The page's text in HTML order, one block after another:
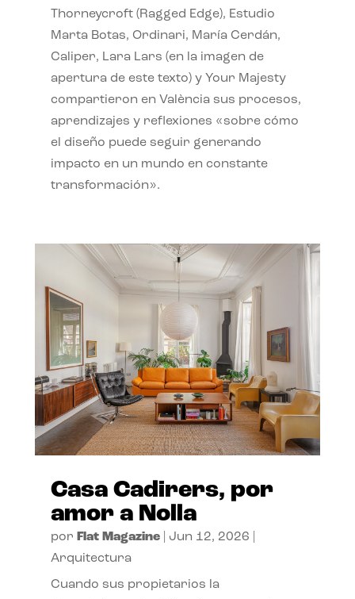
Thorneycroft (Ragged Edge), Estudio
Marta Botas, Ordinari, María Cerdán,
Caliper, Lara Lars (en la imagen de
apertura de este texto) y Your Majesty
compartieron en València sus procesos,
aprendizajes y reflexiones «sobre cómo
el diseño puede seguir generando
impacto en un mundo en constante
transformación».
Casa Cadirers, por
amor a Nolla
por Flat Magazine| Jun 12, 2026
Arquitectura
Cuando sus propietarios la